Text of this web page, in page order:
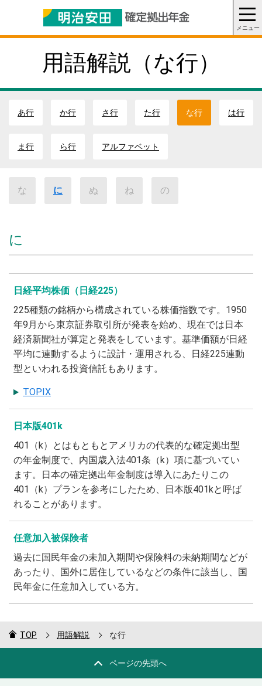
用語解説 （な行）
あ行 か行 さ行 た行 な行 は行
ま行 ら行 アルファベット
な に ぬ ね の
に
日経平均株価（日経225）
225種類の銘柄から構成されている株価指数です。1950
年9月から東京証券取引所が発表を始め、現在では日本
経済新聞社が算定と発表をしています。基準価額が日経
平均に連動するように設計・運用される、日経225連動
型といわれる投資信託もあります。
TOPIX
日本版401k
401（k）とはもともとアメリカの代表的な確定拠出型
の年金制度で、内国歳入法401条（k）項に基づいてい
ます。日本の確定拠出年金制度は導入にあたりこの
401（k）プランを参考にしたため、日本版401kと呼ば
れることがあります。
任意加入被保険者
過去に国民年金の未加入期間や保険料の未納期間などが
あったり、国外に居住しているなどの条件に該当し、国
民年金に任意加入している方。
TOP 用語解説 な行
ページの先頭へ